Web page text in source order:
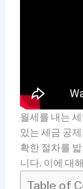
월세를 내는
있는 세금 공
확한 절차를
니다. 이에 대
Table of